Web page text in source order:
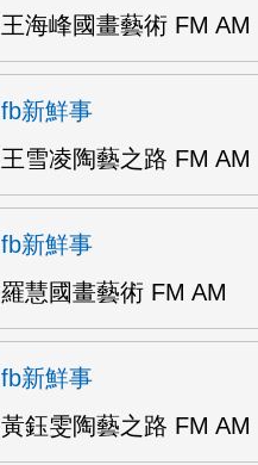
王海峰國畫藝術 FM AM
fb新鮮事
王雪凌陶藝之路 FM AM
fb新鮮事
羅慧國畫藝術 FM AM
fb新鮮事
黃鈺雯陶藝之路 FM AM